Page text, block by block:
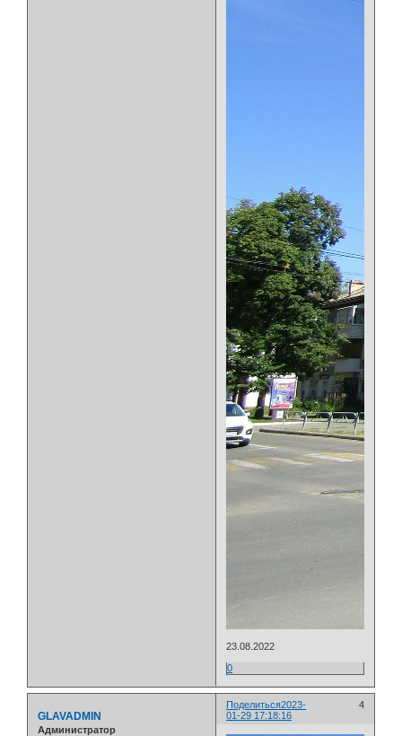
23.08.2022
0
Поделиться 4
2023-
01-29 17:18:16
GLAVADMIN
Администратор